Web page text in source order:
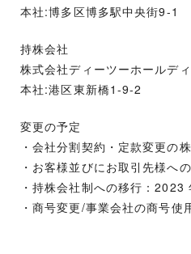
本社:博多区博多駅中央街9-1
持株会社
株式会社ディーツーホールデ
本社:港区東新橋1-9-2
変更の予定
・会社分割契約・定款変更の
・お客様並びにお取引先様へ
・持株会社制への移行：2023
・商号変更/事業会社の商号使